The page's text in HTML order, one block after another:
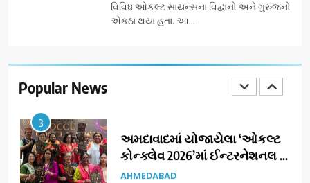
વિવિધ ઓકલ્ટ સાયન્સના વિદ્વાનો અને ગુરુજનો
એકઠા થયા હતા. આ...
Popular News
ગુજરાતી OTT પ્લેટફોર્મ ‘જોજો’
(JOJO) નો વિશ્વભરમાં દબદબો
3
અમદાવાદમાં યોજાયેલા ‘ઓકલ્ટ
કોન્ક્લેવ 2026’માં ઈન્ટરનેશનલ
ટેરોટ રીડર પુનિતજી લુલ્લા એ ટેરોટ
AHMEDABAD